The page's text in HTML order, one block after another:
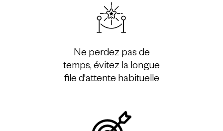
Ne perdez pas de
temps, évitez la longue
file d'attente habituelle